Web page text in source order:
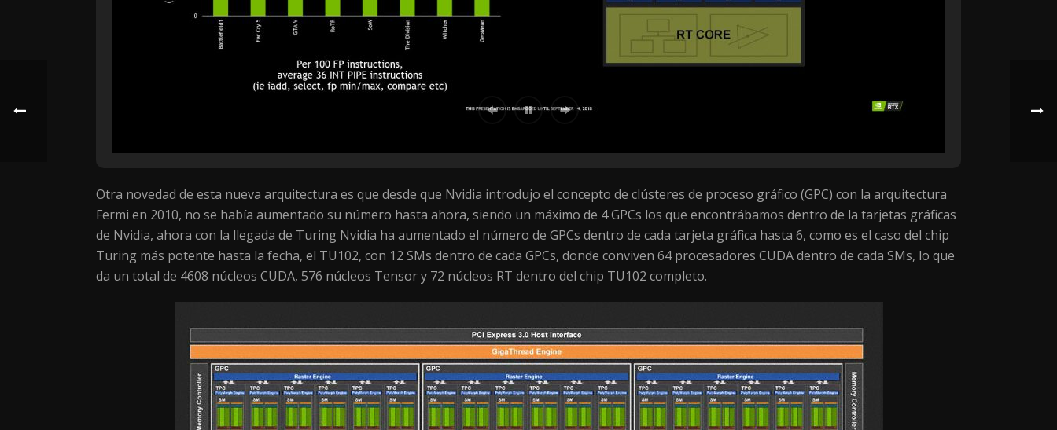
Otra novedad de esta nueva arquitectura es que desde que Nvidia introdujo el concepto de clústeres de proceso gráfico (GPC) con la arquitectura
Fermi en 2010, no se había aumentado su número hasta ahora, siendo un máximo de 4 GPCs los que encontrábamos dentro de la tarjetas gráficas
de Nvidia, ahora con la llegada de Turing Nvidia ha aumentado el número de GPCs dentro de cada tarjeta gráfica hasta 6, como es el caso del chip
Turing más potente hasta la fecha, el TU102, con 12 SMs dentro de cada GPCs, donde conviven 64 procesadores CUDA dentro de cada SMs, lo que
da un total de 4608 núcleos CUDA, 576 núcleos Tensor y 72 núcleos RT dentro del chip TU102 completo.